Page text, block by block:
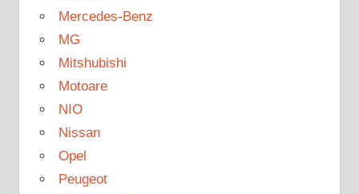
Mercedes-Benz
MG
Mitshubishi
Motoare
NIO
Nissan
Opel
Peugeot